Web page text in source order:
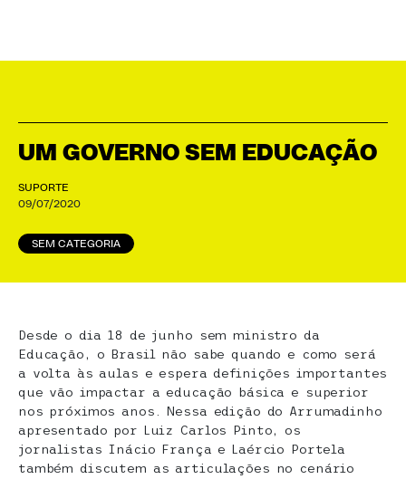
UM GOVERNO SEM EDUCAÇÃO
SUPORTE
09/07/2020
SEM CATEGORIA
Desde o dia 18 de junho sem ministro da
Educação, o Brasil não sabe quando e como será
a volta às aulas e espera definições importantes
que vão impactar a educação básica e superior
nos próximos anos. Nessa edição do Arrumadinho
apresentado por Luiz Carlos Pinto, os
jornalistas Inácio França e Laércio Portela
também discutem as articulações no cenário